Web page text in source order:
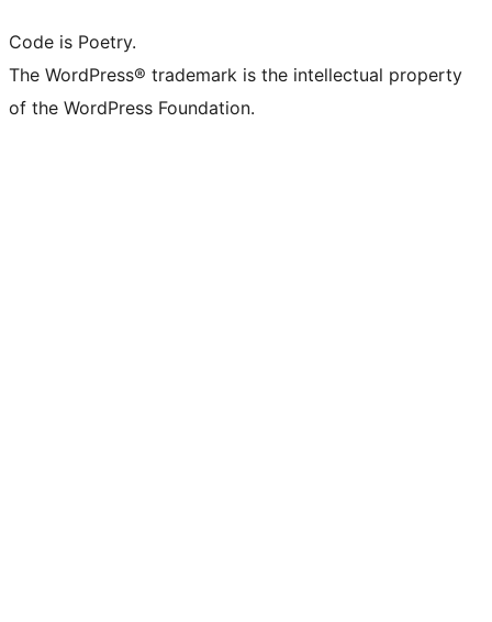
Code is Poetry.
The WordPress® trademark is the intellectual property
of the WordPress Foundation.